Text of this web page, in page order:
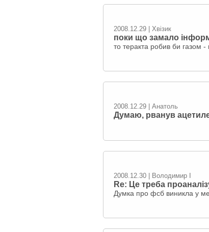
2008.12.29 | Хвізик
поки що замало
то теракта робив би газом -
2008.12.29 | Анатоль
Думаю, рванув
2008.12.30 | Володимир I
Re: Це треба
Думка про фсб виникла у